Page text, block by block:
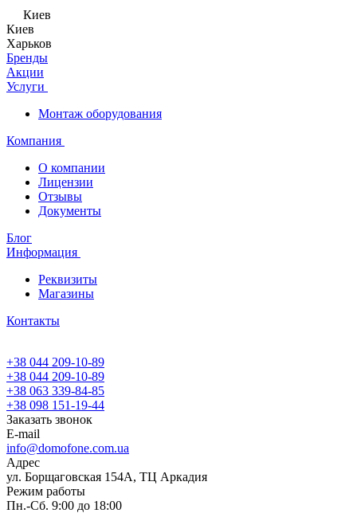
Киев
Киев
Харьков
Бренды
Акции
Услуги
Монтаж оборудования
Компания
О компании
Лицензии
Отзывы
Документы
Блог
Информация
Реквизиты
Магазины
Контакты
+38 044 209-10-89
+38 044 209-10-89
+38 063 339-84-85
+38 098 151-19-44
Заказать звонок
E-mail
info@domofone.com.ua
Адрес
ул. Борщаговская 154А, ТЦ Аркадия
Режим работы
Пн.-Сб. 9:00 до 18:00